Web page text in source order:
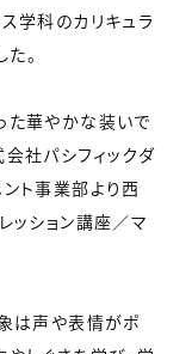
学科のカリキュラ
。
た華やかな装いで
社パシフィックダ
ト事業部より西
ッション講座／マ
は声や表情がポ